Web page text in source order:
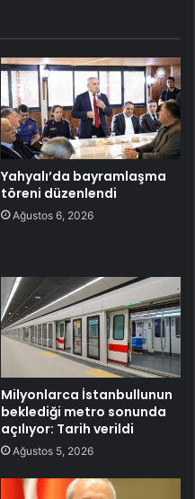
Yahyalı’da bayramlaşma
töreni düzenlendi
Ağustos 6, 2026
Milyonlarca İstanbullunun
beklediği metro sonunda
açılıyor: Tarih verildi
Ağustos 5, 2026